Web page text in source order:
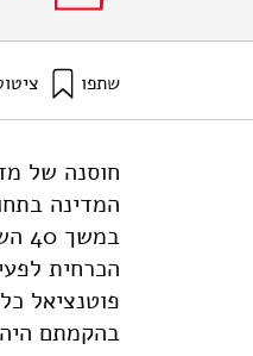
שתפו
גץ, ד׳, פלד, ד׳, אבן-זוהר, י׳, בוכניק, צ׳,
חוסנה של
המדינה
הכרחית
פוטנציאל
בהקמתם